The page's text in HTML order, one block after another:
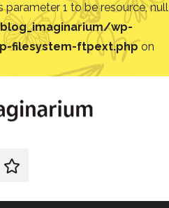
parameter 1 to be resource, null
wp-
filesystem-ftpext.php on
redes